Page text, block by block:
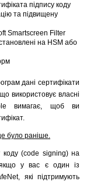
підпису коду
та підвищену
Smartscreen Filter
на HSM або
дані сертифікати
використовує власні
вимагає, щоб ви
було раніше.
коду (code signing) на
у вас є один із
які підтримують